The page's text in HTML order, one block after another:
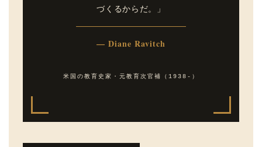
づくるからだ。」
— Diane Ravitch
米国の教育史家・元教育次官補（1938-）